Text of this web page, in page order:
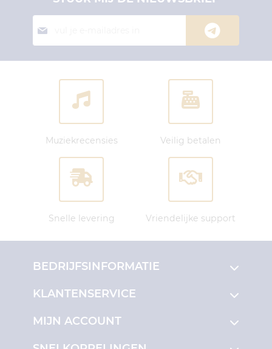
je
op
Muziekrecensies Veilig betalen
Snelle levering Vriendelijke support
BEDRIJFSINFORMATIE
KLANTENSERVICE
MIJN ACCOUNT